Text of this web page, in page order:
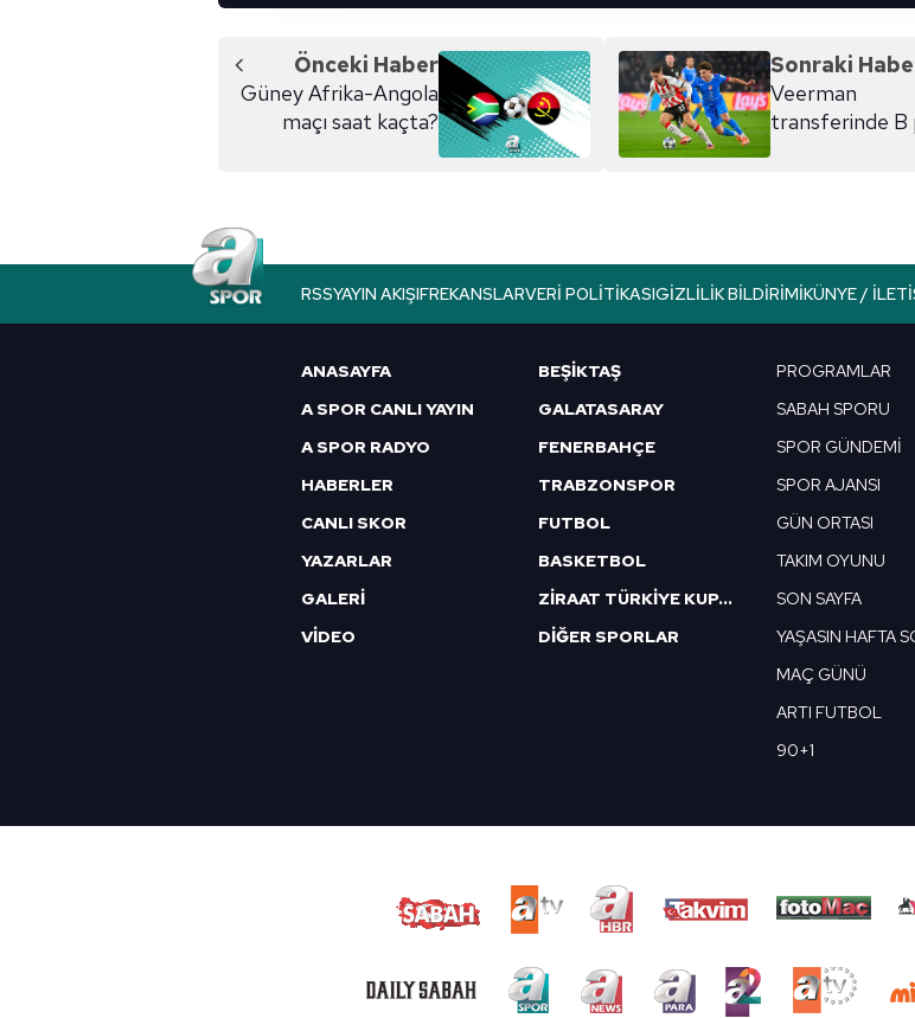
Çerezlere ilişkin tercihlerinizi aşağıda yer alan panel vasıtasıyla
butonuna tıklayabilir,Çerez Bilgilendirme Metnimiziziyaret edebilirsiniz.
6698 sayılı Kişisel Verilerin Korunması Kanunu uyarınca hazırlanmış
Önceki Haber
Güney Afrika-Angola
maçı saat kaçta?
Sonraki
Veerman
transferinde B
RSSYAYIN AKIŞIFREKANSLARVERI POLITIKASIGIZLILIK BILDIRIMIKÜNYE /
ANASAYFA
A SPOR CANLI YAYIN
A SPOR RADYO
HABERLER
CANLI SKOR
YAZARLAR
GALERİ
VİDEO
BEŞİKTAŞ
GALATASARAY
FENERBAHÇE
TRABZONSPOR
FUTBOL
BASKETBOL
ZİRAAT TÜRKİYE KUPASI
DİĞER SPORLAR
PROGRAMLAR
SABAH SPORU
SPOR GÜNDEMİ
SPOR AJANSI
GÜN ORTASI
TAKIM OYUNU
SON SAYFA
YAŞASIN HAFTA
MAÇ GÜNÜ
ARTI FUTBOL
90+1